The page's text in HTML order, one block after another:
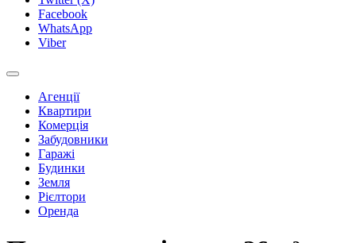
Facebook
WhatsApp
Viber
Агенції
Квартири
Комерція
Забудовники
Гаражі
Будинки
Земля
Рієлтори
Оренда